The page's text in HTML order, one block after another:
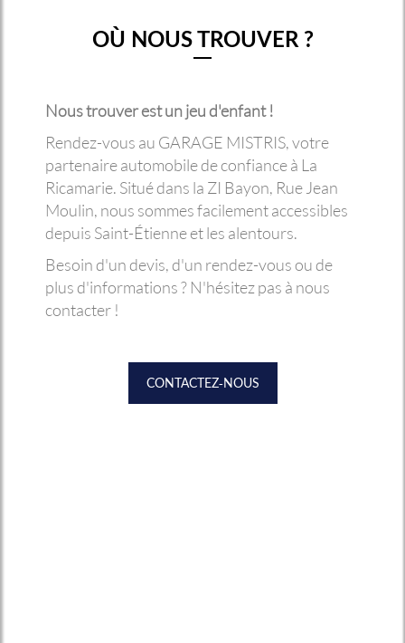
OÙ NOUS TROUVER ?
Nous trouver est un jeu d'enfant !
Rendez-vous au GARAGE MISTRIS, votre
partenaire automobile de confiance à La
Ricamarie. Situé dans la ZI Bayon, Rue Jean
Moulin, nous sommes facilement accessibles
depuis Saint-Étienne et les alentours.
Besoin d'un devis, d'un rendez-vous ou de
plus d'informations ? N'hésitez pas à nous
contacter !
CONTACTEZ-NOUS